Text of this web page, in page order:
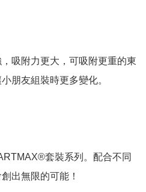
吸附力更大，可吸附更重的東
朋友組裝時更多變化。
套裝系列。配合不同